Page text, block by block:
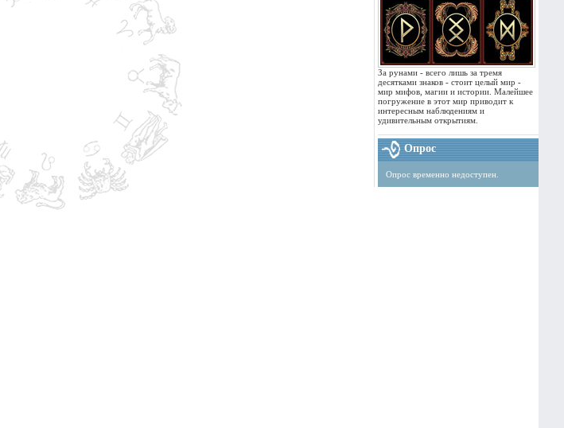
За рунами - всего лишь за тремя
десятками знаков - стоит целый мир -
мир мифов, магии и истории. Малейшее
погружение в этот мир приводит к
интересным наблюдениям и
удивительным открытиям.
Опрос
Опрос временно недоступен.